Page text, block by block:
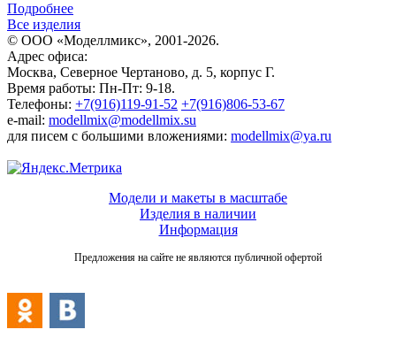
Подробнее
Все изделия
© ООО «Моделлмикс», 2001-2026.
Адрес офиса:
Москва, Северное Чертаново, д. 5, корпус Г.
Время работы: Пн-Пт: 9-18.
Телефоны: +7(916)119-91-52 +7(916)806-53-67
e-mail: modellmix@modellmix.su
для писем с большими вложениями: modellmix@ya.ru
Модели и макеты в масштабе
Изделия в наличии
Информация
Предложения на сайте не являются публичной офертой